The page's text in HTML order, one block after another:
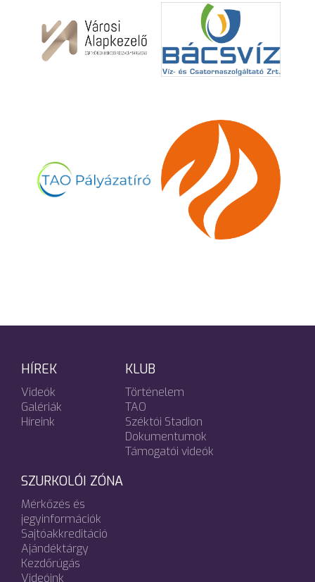
HÍREK
Videók
Galériák
Híreink
KLUB
Történelem
TAO
Széktói Stadion
Dokumentumok
Támogatói videók
SZURKOLÓI ZÓNA
Mérkőzés és
jegyinformációk
Sajtóakkreditáció
Ajándéktárgy
Kezdőrúgás
Videóink